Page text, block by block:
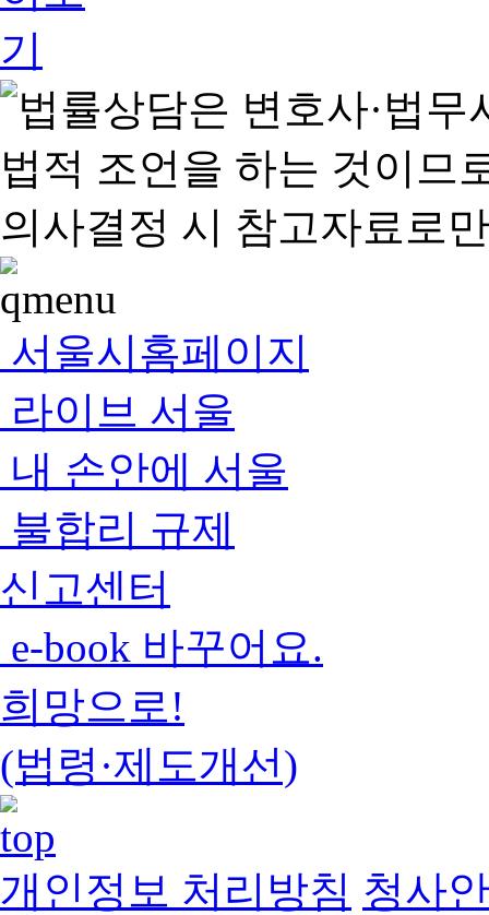
서울시홈페이지
라이브 서울
내 손안에 서울
불합리 규제
신고센터
e-book 바꾸어요.
희망으로!
(법령·제도개선)
개인정보 처리방침 청사